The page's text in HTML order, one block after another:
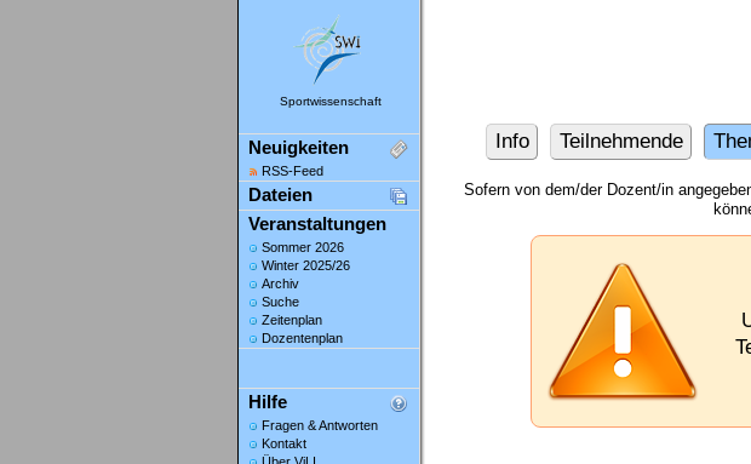
Sportwissenschaft
Neuigkeiten
RSS-Feed
Dateien
Veranstaltungen
Sommer 2026
Winter 2025/26
Archiv
Suche
Zeitenplan
Dozentenplan
Hilfe
Fragen & Antworten
Kontakt
Info Teilnehmende
Sofern von dem/der Dozent/in